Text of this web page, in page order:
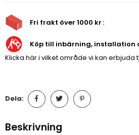
Fri frakt över 1000 kr
Köp till inbärning, installation
Klicka här i vilket område vi kan erbjuda
Dela:
Beskrivning